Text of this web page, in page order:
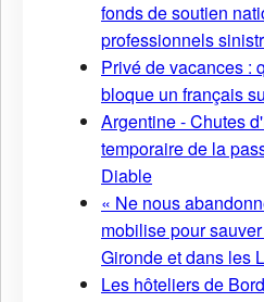
fonds de soutien
professionnels
Privé de vacances :
bloque un français
Argentine - Chutes
temporaire de la
Diable
« Ne nous
mobilise pour
Gironde et dans les
Les hôteliers de